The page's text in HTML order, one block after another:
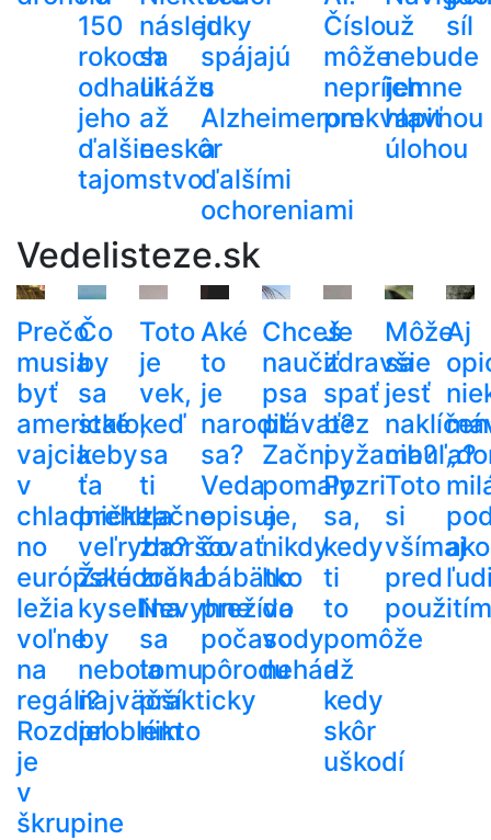
150
rokoch
odhalili
jeho
ďalšie
tajomstvo
následky
sa
ukážu
až
neskôr
ju
spájajú
s
Alzheimerom
a
ďalšími
ochoreniami
Číslo
môže
nepríjemne
prekvapiť
už
nebude
ich
hlavnou
úlohou
síl
Vedelisteze.sk
Prečo
musia
byť
americké
vajcia
v
chladničke,
no
európske
ležia
voľne
na
regáli?
Rozdiel
je
v
škrupine
Čo
by
sa
stalo,
keby
ťa
prehltla
veľryba?
Žalúdočná
kyselina
by
nebola
najväčší
problém
Toto
je
vek,
keď
sa
ti
začne
zhoršovať
zrak.
Nevyhne
sa
tomu
prakticky
nikto
Aké
to
je
narodiť
sa?
Veda
opisuje,
čo
bábätko
prežíva
počas
pôrodu
Chceš
naučiť
psa
plávať?
Začni
pomaly
a
nikdy
ho
do
vody
nehádž
Je
zdravšie
spať
bez
pyžama?
Pozri
sa,
kedy
ti
to
pomôže
a
kedy
skôr
uškodí
Môže
sa
jesť
cibuľa?
Toto
si
všímaj
pred
použitím
Aj
ako